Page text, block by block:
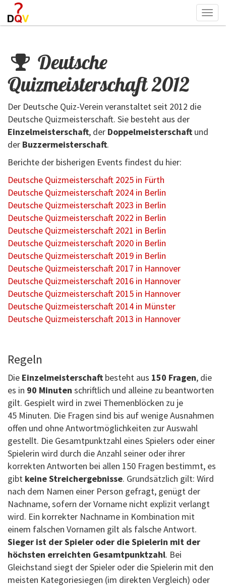
Deutsche
Quizmeisterschaft 2012
Der Deutsche Quiz-Verein veranstaltet seit 2012 die
Deutsche Quizmeisterschaft. Sie besteht aus der
Einzelmeisterschaft, der Doppelmeisterschaft und
der Buzzermeisterschaft.
Berichte der bisherigen Events findest du hier:
Deutsche Quizmeisterschaft 2025 in Fürth
Deutsche Quizmeisterschaft 2024 in Berlin
Deutsche Quizmeisterschaft 2023 in Berlin
Deutsche Quizmeisterschaft 2022 in Berlin
Deutsche Quizmeisterschaft 2021 in Berlin
Deutsche Quizmeisterschaft 2020 in Berlin
Deutsche Quizmeisterschaft 2019 in Berlin
Deutsche Quizmeisterschaft 2017 in Hannover
Deutsche Quizmeisterschaft 2016 in Hannover
Deutsche Quizmeisterschaft 2015 in Hannover
Deutsche Quizmeisterschaft 2014 in Münster
Deutsche Quizmeisterschaft 2013 in Hannover
Regeln
Die Einzelmeisterschaft besteht aus 150 Fragen, die
es in 90 Minuten schriftlich und alleine zu beantworten
gilt. Gespielt wird in zwei Themenblöcken zu je
45 Minuten. Die Fragen sind bis auf wenige Ausnahmen
offen und ohne Antwortmöglichkeiten zur Auswahl
gestellt. Die Gesamtpunktzahl eines Spielers oder einer
Spielerin wird durch die Anzahl seiner oder ihrer
korrekten Antworten bei allen 150 Fragen bestimmt, es
gibt keine Streichergebnisse. Grundsätzlich gilt: Wird
nach dem Namen einer Person gefragt, genügt der
Nachname, sofern der Vorname nicht explizit verlangt
wird. Ein korrekter Nachname in Kombination mit
einem falschen Vornamen gilt als falsche Antwort.
Sieger ist der Spieler oder die Spielerin mit der
höchsten erreichten Gesamtpunktzahl. Bei
Gleichstand siegt der Spieler oder die Spielerin mit den
meisten Kategoriesiegen (im direkten Vergleich) oder